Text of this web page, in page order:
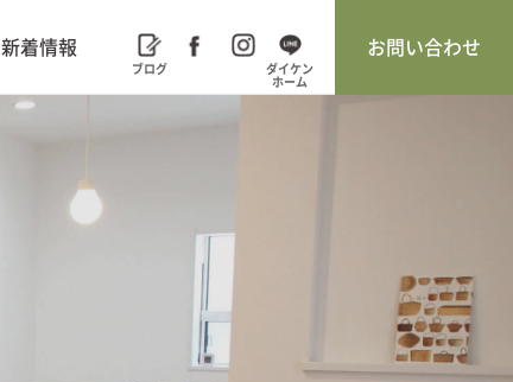
新着情報 お問い合わせ